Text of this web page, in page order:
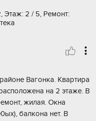
Этаж: 2 / 5, Ремонт:
Вагонка. Квартира
на 2 этаже. В
жилая. Окна
балкона нет. В